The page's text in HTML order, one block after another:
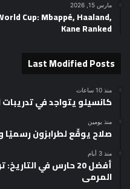
مارس 15, 2026
Cup: Mbappé, Haaland,
Kane Ranked
Last Modified Posts
منذ 10 ساعات
كانسيلو يتواجد في تدريبات
منذ يومين
صلاح يوقّع لطرابزون
منذ 3 أيام
أفضل 20 حارس في
المرمى